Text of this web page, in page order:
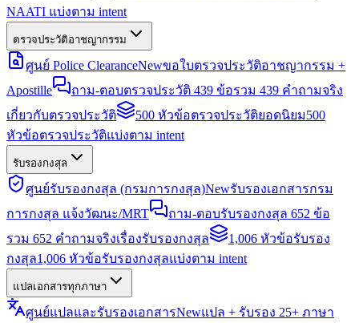
NAATI แบ่งตาม intent
ตรวจประวัติอาชญากรรม
ศูนย์ Police ClearanceNewขอใบตรวจประวัติอาชญากรรม +
Apostille
ถาม-ตอบตรวจประวัติ 439 ข้อรวม 439 คำถามจริง
เกี่ยวกับตรวจประวัติ
500 หัวข้อตรวจประวัติยอดนิยม500
หัวข้อตรวจประวัติแบ่งตาม intent
รับรองกงสุล
ศูนย์รับรองกงสุล (กรมการกงสุล)Newรับรองเอกสารกรม
การกงสุล แจ้งวัฒนะ/MRT
ถาม-ตอบรับรองกงสุล 652 ข้อ
รวม 652 คำถามจริงเรื่องรับรองกงสุล
1,006 หัวข้อรับรอง
กงสุล1,006 หัวข้อรับรองกงสุลแบ่งตาม intent
แปลเอกสารทุกภาษา
ศูนย์แปลและรับรองเอกสารNewแปล + รับรอง 25+ ภาษา